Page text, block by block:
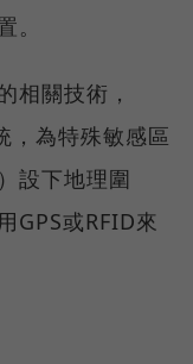
。
相關技術，
，為特殊敏感區
設下地理圍
GPS或RFID來